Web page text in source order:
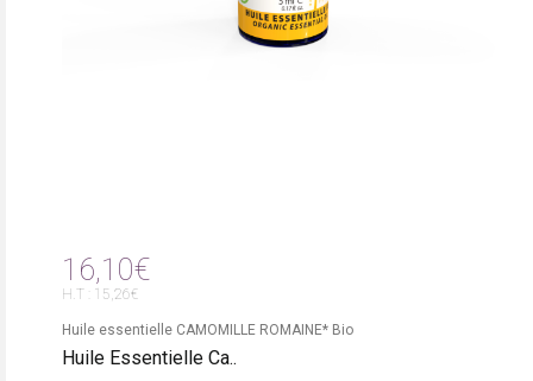
16,10€
H.T : 15,26€
Huile essentielle CAMOMILLE ROMAINE* Bio
Huile Essentielle Ca..